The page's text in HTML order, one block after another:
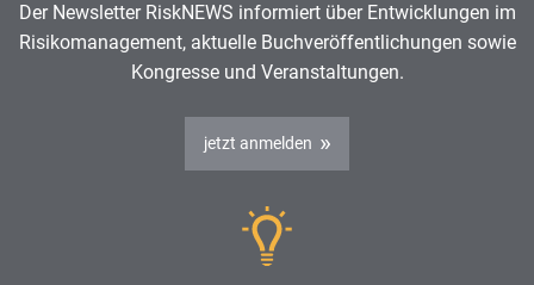
Der Newsletter RiskNEWS informiert über Entwicklungen im
Risikomanagement, aktuelle Buchveröffentlichungen sowie
Kongresse und Veranstaltungen.
jetzt anmelden